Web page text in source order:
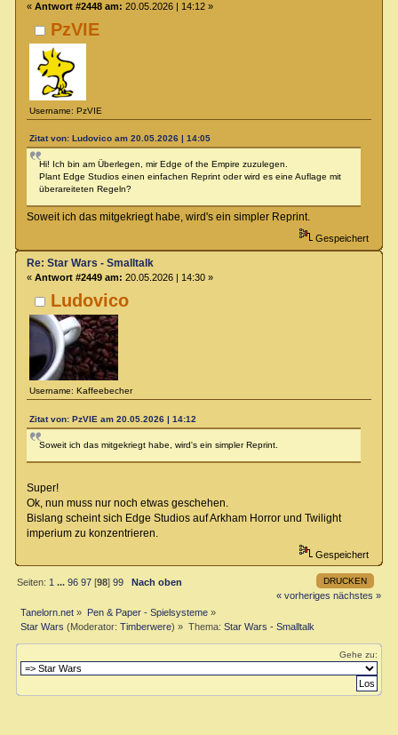
PzVIE
Username: PzVIE
« Antwort #2448 am: 20.05.2026 | 14:12 »
Zitat von: Ludovico am 20.05.2026 | 14:05
Hi! Ich bin am Überlegen, mir Edge of the Empire zuzulegen.
Plant Edge Studios einen einfachen Reprint oder wird es eine Auflage mit
überareiteten Regeln?
Soweit ich das mitgekriegt habe, wird's ein simpler Reprint.
Gespeichert
Ludovico
Username: Kaffeebecher
Re: Star Wars - Smalltalk
« Antwort #2449 am: 20.05.2026 | 14:30 »
Zitat von: PzVIE am 20.05.2026 | 14:12
Soweit ich das mitgekriegt habe, wird's ein simpler Reprint.
Super!
Ok, nun muss nur noch etwas geschehen.
Bislang scheint sich Edge Studios auf Arkham Horror und Twilight
imperium zu konzentrieren.
Gespeichert
DRUCKEN
Seiten: 1 ...96 97 [98]99
Nach oben
« vorheriges nächstes »
Tanelorn.net » Pen & Paper - Spielsysteme»
Star Wars (Moderator:Timberwere) » Thema: Star Wars - Smalltalk
Gehe zu: